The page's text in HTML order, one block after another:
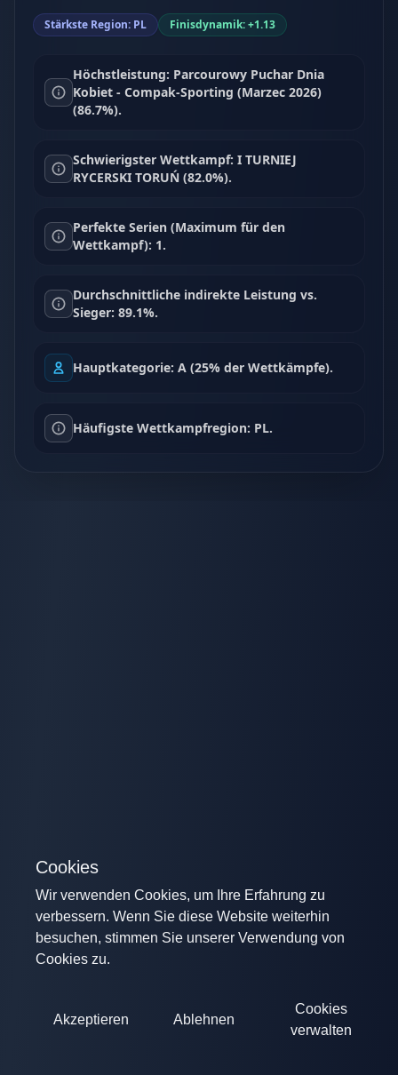
Stärkste Region: PL Finisdynamik: +1.13
Höchstleistung: Parcourowy Puchar Dnia
Kobiet - Compak-Sporting (Marzec 2026)
(86.7%).
Schwierigster Wettkampf: I TURNIEJ
RYCERSKI TORUŃ (82.0%).
Perfekte Serien (Maximum für den
Wettkampf): 1.
Durchschnittliche indirekte Leistung vs.
Sieger: 89.1%.
Hauptkategorie: A (25% der Wettkämpfe).
Häufigste Wettkampfregion: PL.
Cookies
Wir verwenden Cookies, um Ihre Erfahrung zu
verbessern. Wenn Sie diese Website weiterhin
besuchen, stimmen Sie unserer Verwendung von
Cookies zu.
Akzeptieren Ablehnen
Cookies
verwalten